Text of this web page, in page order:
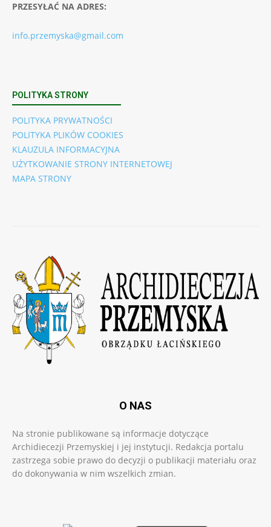
PRZESYŁAĆ NA ADRES:
info.przemyska@gmail.com
POLITYKA STRONY
POLITYKA PRYWATNOŚCI
POLITYKA PLIKÓW COOKIES
KLAUZULA INFORMACYJNA
UŻYTKOWANIE STRONY INTERNETOWEJ
MAPA STRONY
O NAS
Na stronie publikowane są informacje dotyczące
Archidiecezji Przemyskiej i jej instytucji. Redakcja portalu
zastrzega sobie prawo do decyzji o publikacji materiału oraz
do dokonywania w nim wszelkich zmian.